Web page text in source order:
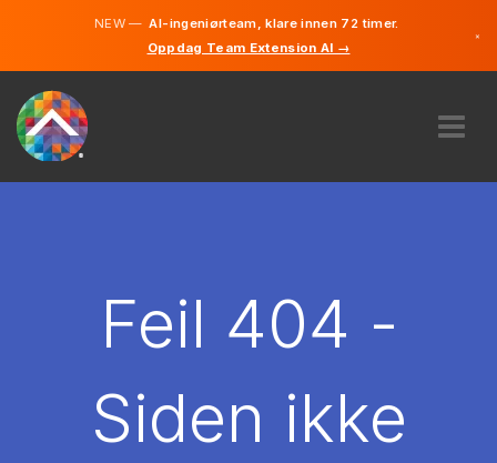
NEW —AI-ingeniørteam, klare innen 72 timer.
Oppdag Team Extension AI →
×
Feil 404 -
Siden ikke